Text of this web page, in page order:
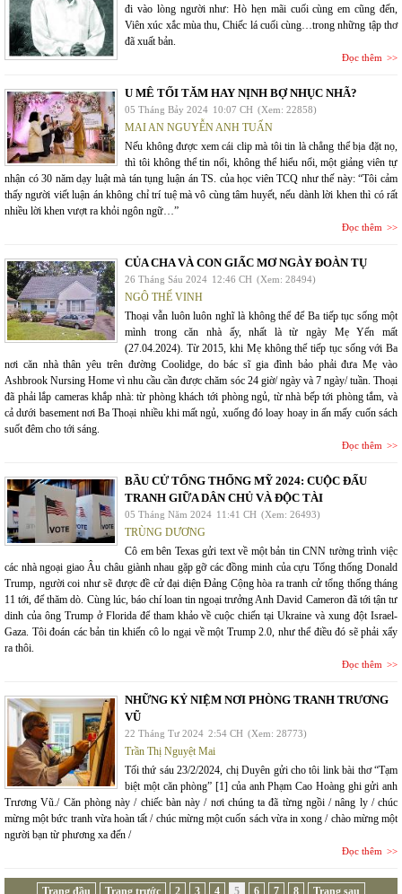
đi vào lòng người như: Hò hẹn mãi cuối cùng em cũng đến,
Viên xúc xắc mùa thu, Chiếc lá cuối cùng…trong những tập thơ
đã xuất bản.
Đọc thêm
U MÊ TỐI TĂM HAY NỊNH BỢ NHỤC NHÃ?
05 Tháng Bảy 2024 10:07 CH (Xem: 22858)
MAI AN NGUYỄN ANH TUẤN
Nếu không được xem cái clip mà tôi tin là chẳng thể bịa đặt nọ,
thì tôi không thể tin nổi, không thể hiểu nổi, một giảng viên tự
nhận có 30 năm dạy luật mà tán tụng luận án TS. của học viên TCQ như thế này: “Tôi cảm
thấy người viết luận án không chỉ trí tuệ mà vô cùng tâm huyết, nếu dành lời khen thì có rất
nhiều lời khen vượt ra khỏi ngôn ngữ…”
Đọc thêm
CỦA CHA VÀ CON GIẤC MƠ NGÀY ĐOÀN TỤ
26 Tháng Sáu 2024 12:46 CH (Xem: 28494)
NGÔ THẾ VINH
Thoại vẫn luôn luôn nghĩ là không thể để Ba tiếp tục sống một
mình trong căn nhà ấy, nhất là từ ngày Mẹ Yến mất
(27.04.2024). Từ 2015, khi Mẹ không thể tiếp tục sống với Ba
nơi căn nhà thân yêu trên đường Coolidge, do bác sĩ gia đình bảo phải đưa Mẹ vào
Ashbrook Nursing Home vì nhu cầu cần được chăm sóc 24 giờ/ ngày và 7 ngày/ tuần. Thoại
đã phải lắp cameras khắp nhà: từ phòng khách tới phòng ngủ, từ nhà bếp tới phòng tắm, và
cả dưới basement nơi Ba Thoại nhiều khi mất ngủ, xuống đó loay hoay in ấn mấy cuốn sách
suốt đêm cho tới sáng.
Đọc thêm
BẦU CỬ TỔNG THỐNG MỸ 2024: CUỘC ĐẤU
TRANH GIỮA DÂN CHỦ VÀ ĐỘC TÀI
05 Tháng Năm 2024 11:41 CH (Xem: 26493)
TRÙNG DƯƠNG
Cô em bên Texas gửi text về một bản tin CNN tường trình việc
các nhà ngoại giao Âu châu giành nhau gặp gỡ các đồng minh của cựu Tổng thống Donald
Trump, người coi như sẽ được đề cử đại diện Đảng Cộng hòa ra tranh cử tổng thống tháng
11 tới, để thăm dò. Cùng lúc, báo chí loan tin ngoại trưởng Anh David Cameron đã tới tận tư
dinh của ông Trump ở Florida để tham khảo về cuộc chiến tại Ukraine và xung đột Israel-
Gaza. Tôi đoán các bản tin khiến cô lo ngại về một Trump 2.0, như thể điều đó sẽ phải xẩy
ra thôi.
Đọc thêm
NHỮNG KỶ NIỆM NƠI PHÒNG TRANH TRƯƠNG
VŨ
22 Tháng Tư 2024 2:54 CH (Xem: 28773)
Trần Thị Nguyệt Mai
Tối thứ sáu 23/2/2024, chị Duyên gửi cho tôi link bài thơ “Tạm
biệt một căn phòng” [1] của anh Phạm Cao Hoàng ghi gửi anh
Trương Vũ./ Căn phòng này / chiếc bàn này / nơi chúng ta đã từng ngồi / nâng ly / chúc
mừng một bức tranh vừa hoàn tất / chúc mừng một cuốn sách vừa in xong / chào mừng một
người bạn từ phương xa đến /
Đọc thêm
Trang đầu Trang trước 2 3 4 5 6 7 8 Trang sau